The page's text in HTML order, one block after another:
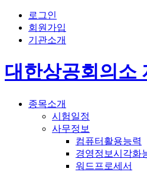
로그인
회원가입
기관소개
대한상공회의소
종목소개
시험일정
사무정보
컴퓨터활용능력
경영정보시각화
워드프로세서